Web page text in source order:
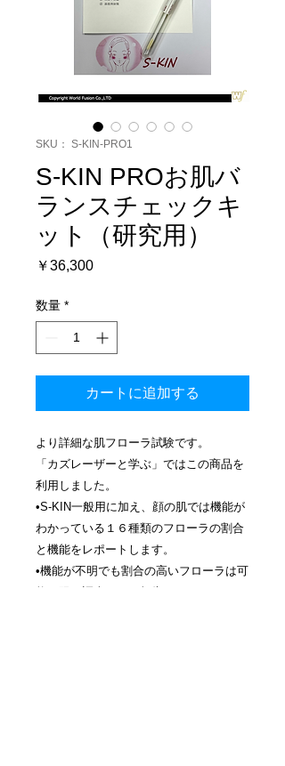
SKU： S-KIN-PRO1
S-KIN PROお肌バ
ランスチェックキ
ット（研究用）
￥36,300価
数量 *
カートに追加する
より詳細な肌フローラ試験です。
「カズレーザーと学ぶ」ではこの商品を
利用しました。
•S-KIN一般用に加え、顔の肌では機能が
わかっている１６種類のフローラの割合
と機能をレポートします。
•機能が不明でも割合の高いフローラは可